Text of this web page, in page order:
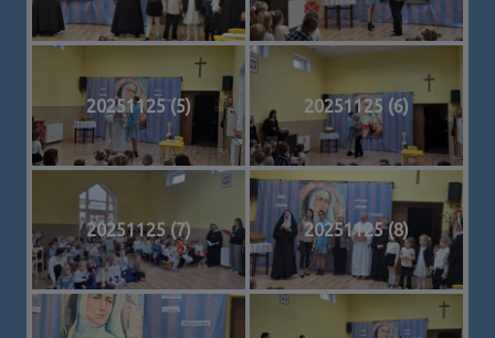
20251125 (5) 20251125 (6)
20251125 (7) 20251125 (8)